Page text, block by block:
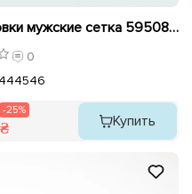
Кроссовки мужские сетка 595080 Бежевый распродажа
0
444546
-25%
Купить